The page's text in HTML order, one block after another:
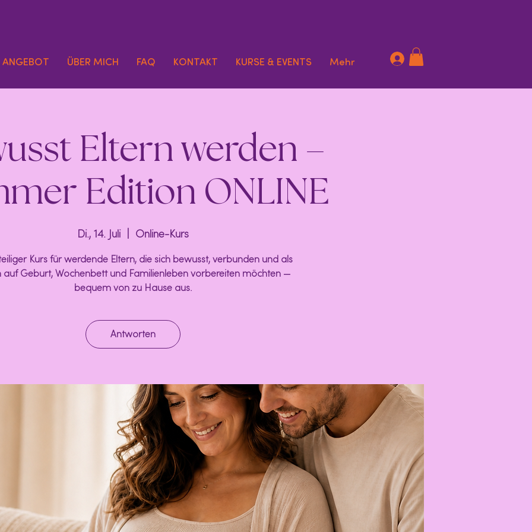
ANGEBOT ÜBER MICH FAQ KONTAKT KURSE & EVENTS Mehr
Eltern werden –
Edition ONLINE
Di., 14. Juli
  |
Online-Kurs
Kurs für werdende Eltern, die sich bewusst, verbunden und als
auf Geburt, Wochenbett und Familienleben vorbereiten möchten —
bequem von zu Hause aus.
Antworten